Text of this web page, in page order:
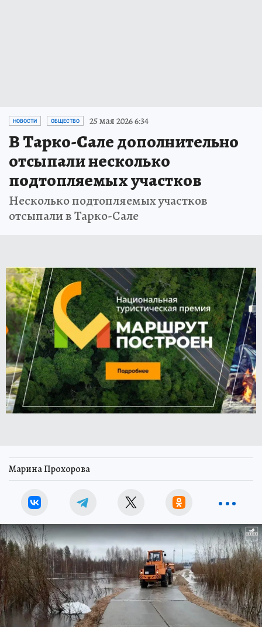
НОВОСТИ ОБЩЕСТВО 25 мая 2026 6:34
В Тарко-Сале дополнительно
отсыпали несколько
подтопляемых участков
Несколько подтопляемых участков
отсыпали в Тарко-Сале
Марина Прохорова